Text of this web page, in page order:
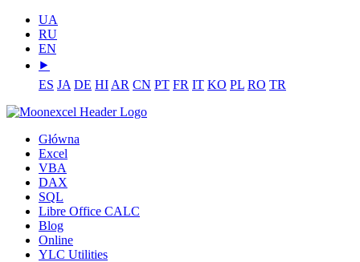
UA
RU
EN
⯈
ES JA DE HI AR CN PT FR IT KO PL RO TR
Główna
Excel
VBA
DAX
SQL
Libre Office CALC
Blog
Online
YLC Utilities